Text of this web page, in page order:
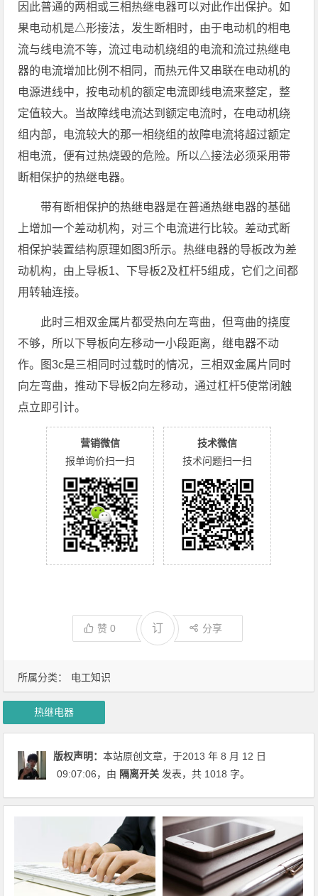
所属分类： 电工知识
因此普通的两相或三相热继电器可以对此作出保护。如
果电动机是△形接法，发生断相时，由于电动机的相电
流与线电流不等，流过电动机绕组的电流和流过热继电
器的电流增加比例不相同，而热元件又串联在电动机的
电源进线中，按电动机的额定电流即线电流来整定，整
定值较大。当故障线电流达到额定电流时，在电动机绕
组内部，电流较大的那一相绕组的故障电流将超过额定
相电流，便有过热烧毁的危险。所以△接法必须采用带
断相保护的热继电器。
带有断相保护的热继电器是在普通热继电器的基础
上增加一个差动机构，对三个电流进行比较。差动式断
相保护装置结构原理如图3所示。热继电器的导板改为差
动机构，由上导板1、下导板2及杠杆5组成，它们之间都
用转轴连接。
此时三相双金属片都受热向左弯曲，但弯曲的挠度
不够，所以下导板向左移动一小段距离，继电器不动
作。图3c是三相同时过载时的情况，三相双金属片同时
向左弯曲，推动下导板2向左移动，通过杠杆5使常闭触
点立即引计。
营销微信
报单询价扫一扫
技术微信
技术问题扫一扫
赞0 订 分享
热继电器
版权声明：本站原创文章，于2013 年 8 月 12 日
09:07:06，由 隔离开关 发表，共 1018 字。